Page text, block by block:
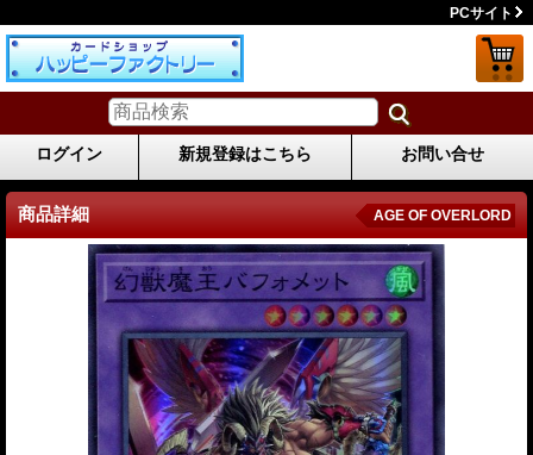
PCサイト
ログイン 新規登録はこちら お問い合せ
商品詳細 AGE OF OVERLORD